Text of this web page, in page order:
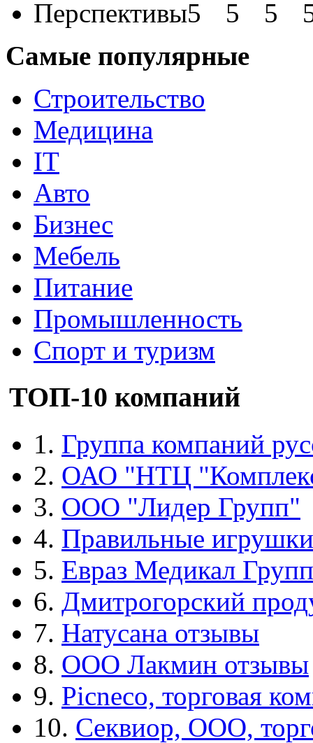
Перспективы
Самые популярные
Строительство
Медицина
IT
Авто
Бизнес
Мебель
Питание
Промышленность
Спорт и туризм
ТОП-10 компаний
1. Группа компаний
2. ОАО "НТЦ
3. ООО "Лидер Групп"
4. Правильные игрушки
5. Евраз Медикал Групп
6. Дмитрогорский
7. Натусана отзывы
8. ООО Лакмин отзывы
9. Picneco, торговая
10. Секвиор, ООО,